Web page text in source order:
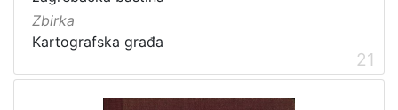
Zbirka
Kartografska građa
21